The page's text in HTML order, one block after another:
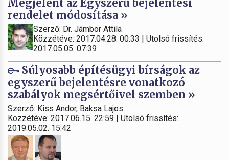
Megjelent az Egyszerű bejelentési
rendelet módosítása »
Szerző: Dr. Jámbor Attila
Közzétéve: 2017.04.28. 00:33 | Utolsó frissítés:
2017.05.05. 07:39
Súlyosabb építésügyi bírságok az
egyszerű bejelentésre vonatkozó
szabályok megsértőivel szemben »
Szerző: Kiss Andor, Baksa Lajos
Közzétéve: 2017.06.15. 22:59 | Utolsó frissítés:
2019.05.02. 15:42